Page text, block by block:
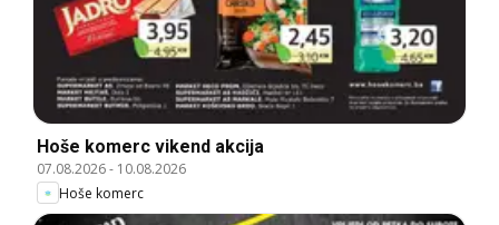
Hoše komerc vikend akcija
07.08.2026- 10.08.2026
Hoše komerc